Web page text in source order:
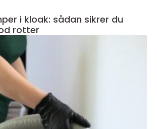
i kloak: sådan sikrer du
rotter